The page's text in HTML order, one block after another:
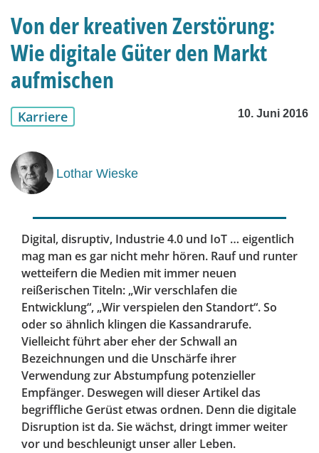
Von der kreativen Zerstörung:
Wie digitale Güter den Markt
aufmischen
Karriere 10. Juni 2016
Lothar Wieske
Digital, disruptiv, Industrie 4.0 und IoT … eigentlich
mag man es gar nicht mehr hören. Rauf und runter
wetteifern die Medien mit immer neuen
reißerischen Titeln: „Wir verschlafen die
Entwicklung“, „Wir verspielen den Standort“. So
oder so ähnlich klingen die Kassandrarufe.
Vielleicht führt aber eher der Schwall an
Bezeichnungen und die Unschärfe ihrer
Verwendung zur Abstumpfung potenzieller
Empfänger. Deswegen will dieser Artikel das
begriffliche Gerüst etwas ordnen. Denn die digitale
Disruption ist da. Sie wächst, dringt immer weiter
vor und beschleunigt unser aller Leben.